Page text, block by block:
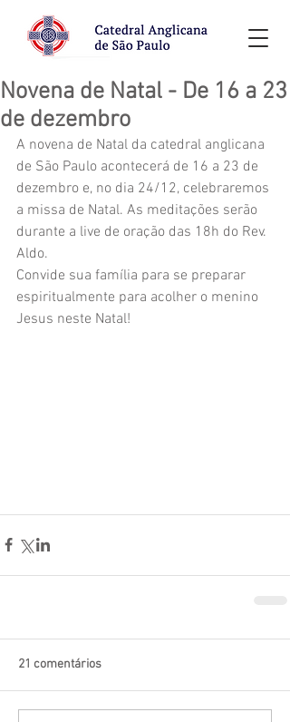
Novena de Natal - De 16 a 23
de dezembro
A novena de Natal da catedral anglicana
de São Paulo acontecerá de 16 a 23 de
dezembro e, no dia 24/12, celebraremos
a missa de Natal. As meditações serão
durante a live de oração das 18h do Rev.
Aldo.
Convide sua família para se preparar
espiritualmente para acolher o menino
Jesus neste Natal!
21 comentários